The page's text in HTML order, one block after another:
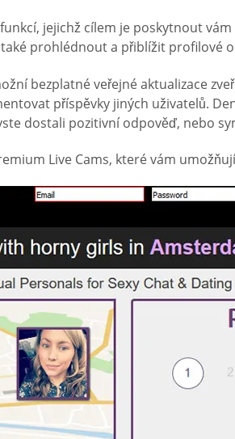
jejichž cílem je poskytnout
prohlédnout a přiblížit profilové
bezplatné veřejné aktualizace
příspěvky jiných uživatelů.
dostali pozitivní odpověď, nebo
Live Cams, které vám